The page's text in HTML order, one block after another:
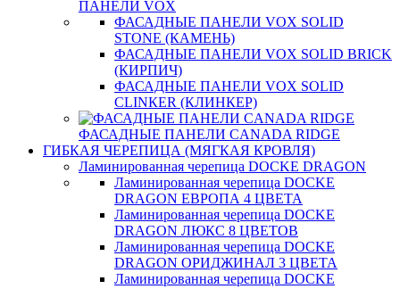
ПАНЕЛИ VOX
ФАСАДНЫЕ ПАНЕЛИ VOX SOLID
STONE (КАМЕНЬ)
ФАСАДНЫЕ ПАНЕЛИ VOX SOLID BRICK
(КИРПИЧ)
ФАСАДНЫЕ ПАНЕЛИ VOX SOLID
CLINКER (КЛИНКЕР)
ФАСАДНЫЕ ПАНЕЛИ CANADA RIDGE
ГИБКАЯ ЧЕРЕПИЦА (МЯГКАЯ КРОВЛЯ)
Ламинированная черепица DOCKE DRAGON
Ламинированная черепица DOCKE
DRAGON ЕВРОПА 4 ЦВЕТА
Ламинированная черепица DOCKE
DRAGON ЛЮКС 8 ЦВЕТОВ
Ламинированная черепица DOCKE
DRAGON ОРИДЖИНАЛ 3 ЦВЕТА
Ламинированная черепица DOCKE